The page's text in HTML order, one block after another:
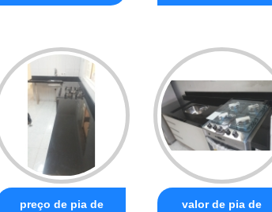
preço de pia de
valor de pia de